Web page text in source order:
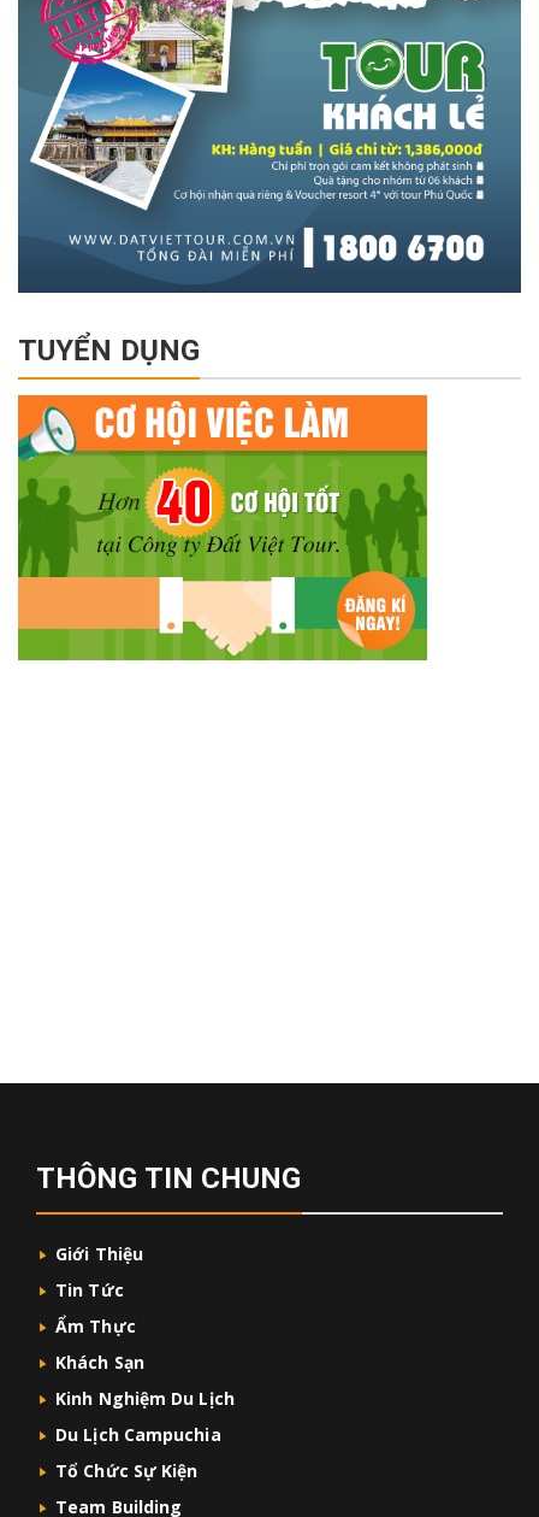
TUYỂN DỤNG
THÔNG TIN CHUNG
Giới Thiệu
Tin Tức
Ẩm Thực
Khách Sạn
Kinh Nghiệm Du Lịch
Du Lịch Campuchia
Tổ Chức Sự Kiện
Team Building